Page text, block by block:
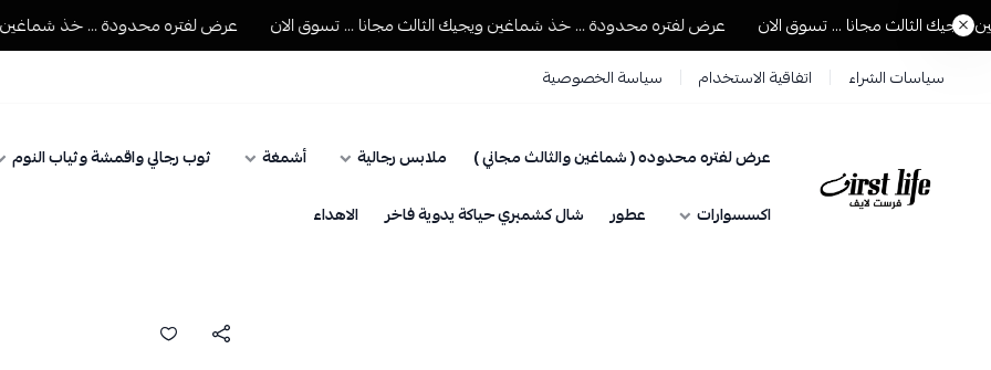
الثالث مجانا ... تسوق الان عرض لفتره محدودة ... خذ شماغين ويجيك الثالث مجانا ... تسوق الان عرض لفتره محدودة ... خذ شماغين
سياسات الشراء اتفاقية الاستخدام سياسة الخصوصية
فرست لايف للمستلزمات الرجالية
عرض لفتره محدوده ( شماغين والثالث مجاني ) ملابس رجالية أشمغة
ثوب رجالي واقمشة وثياب النوم
اكسسوارات
عطور شال كشميري حياكة يدوية فاخر الاهداء